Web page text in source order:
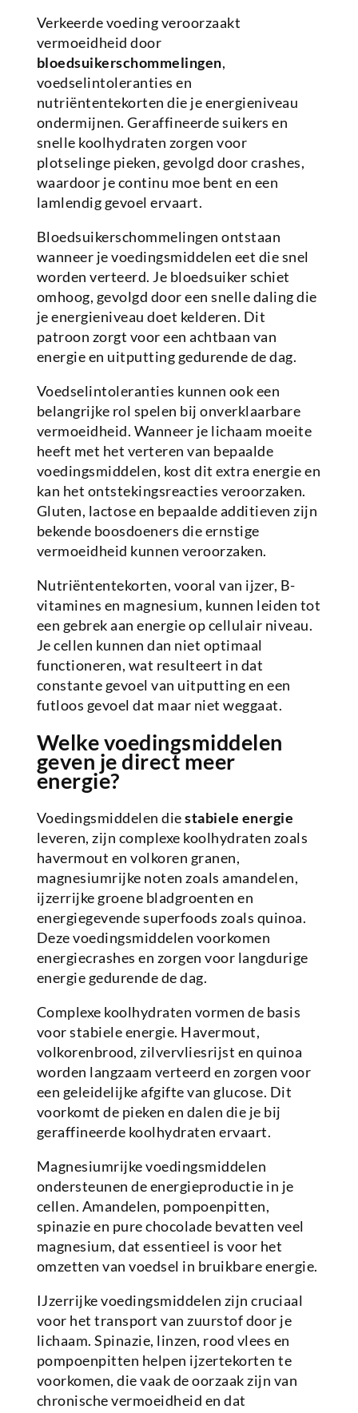
Verkeerde voeding veroorzaakt
vermoeidheid door
bloedsuikerschommelingen,
voedselintoleranties en
nutriëntentekorten die je energieniveau
ondermijnen. Geraffineerde suikers en
snelle koolhydraten zorgen voor
plotselinge pieken, gevolgd door crashes,
waardoor je continu moe bent en een
lamlendig gevoel ervaart.
Bloedsuikerschommelingen ontstaan
wanneer je voedingsmiddelen eet die snel
worden verteerd. Je bloedsuiker schiet
omhoog, gevolgd door een snelle daling die
je energieniveau doet kelderen. Dit
patroon zorgt voor een achtbaan van
energie en uitputting gedurende de dag.
Voedselintoleranties kunnen ook een
belangrijke rol spelen bij onverklaarbare
vermoeidheid. Wanneer je lichaam moeite
heeft met het verteren van bepaalde
voedingsmiddelen, kost dit extra energie en
kan het ontstekingsreacties veroorzaken.
Gluten, lactose en bepaalde additieven zijn
bekende boosdoeners die ernstige
vermoeidheid kunnen veroorzaken.
Nutriëntentekorten, vooral van ijzer, B-
vitamines en magnesium, kunnen leiden tot
een gebrek aan energie op cellulair niveau.
Je cellen kunnen dan niet optimaal
functioneren, wat resulteert in dat
constante gevoel van uitputting en een
futloos gevoel dat maar niet weggaat.
Welke voedingsmiddelen
geven je direct meer
energie?
Voedingsmiddelen diestabiele energie
leveren, zijn complexe koolhydraten zoals
havermout en volkoren granen,
magnesiumrijke noten zoals amandelen,
ijzerrijke groene bladgroenten en
energiegevende superfoods zoals quinoa.
Deze voedingsmiddelen voorkomen
energiecrashes en zorgen voor langdurige
energie gedurende de dag.
Complexe koolhydraten vormen de basis
voor stabiele energie. Havermout,
volkorenbrood, zilvervliesrijst en quinoa
worden langzaam verteerd en zorgen voor
een geleidelijke afgifte van glucose. Dit
voorkomt de pieken en dalen die je bij
geraffineerde koolhydraten ervaart.
Magnesiumrijke voedingsmiddelen
ondersteunen de energieproductie in je
cellen. Amandelen, pompoenpitten,
spinazie en pure chocolade bevatten veel
magnesium, dat essentieel is voor het
omzetten van voedsel in bruikbare energie.
IJzerrijke voedingsmiddelen zijn cruciaal
voor het transport van zuurstof door je
lichaam. Spinazie, linzen, rood vlees en
pompoenpitten helpen ijzertekorten te
voorkomen, die vaak de oorzaak zijn van
chronische vermoeidheid en dat